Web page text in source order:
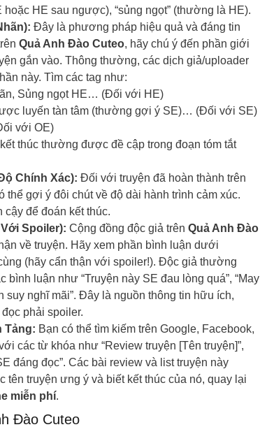
HE sau ngược), “sủng ngọt” (thường là HE).
Đây là phương pháp hiệu quả và đáng tin
Quả Anh Đào Cuteo, hãy chú ý đến phần giới
gắn vào. Thông thường, các dịch giả/uploader
này. Tìm các tag như:
Sủng ngọt HE… (Đối với HE)
luyến tàn tâm (thường gợi ý SE)… (Đối với SE)
với OE)
thúc thường được đề cập trong đoạn tóm tắt
Chính Xác): Đối với truyện đã hoàn thành trên
gợi ý đôi chút về độ dài hành trình cảm xúc.
cậy để đoán kết thúc.
Spoiler): Cộng đồng độc giả trên Quả Anh Đào
về truyện. Hãy xem phần bình luận dưới
(hãy cẩn thận với spoiler!). Độc giả thường
bình luận như “Truyện này SE đau lòng quá”, “May
suy nghĩ mãi”. Đây là nguồn thông tin hữu ích,
phải spoiler.
Tảng: Bạn có thể tìm kiếm trên Google, Facebook,
các từ khóa như “Review truyện [Tên truyện]”,
đáng đọc”. Các bài review và list truyện này
truyện ưng ý và biết kết thúc của nó, quay lại
miễn phí.
Đào Cuteo